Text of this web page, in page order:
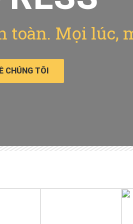
toàn. Mọi lúc,
CHÚNG TÔI